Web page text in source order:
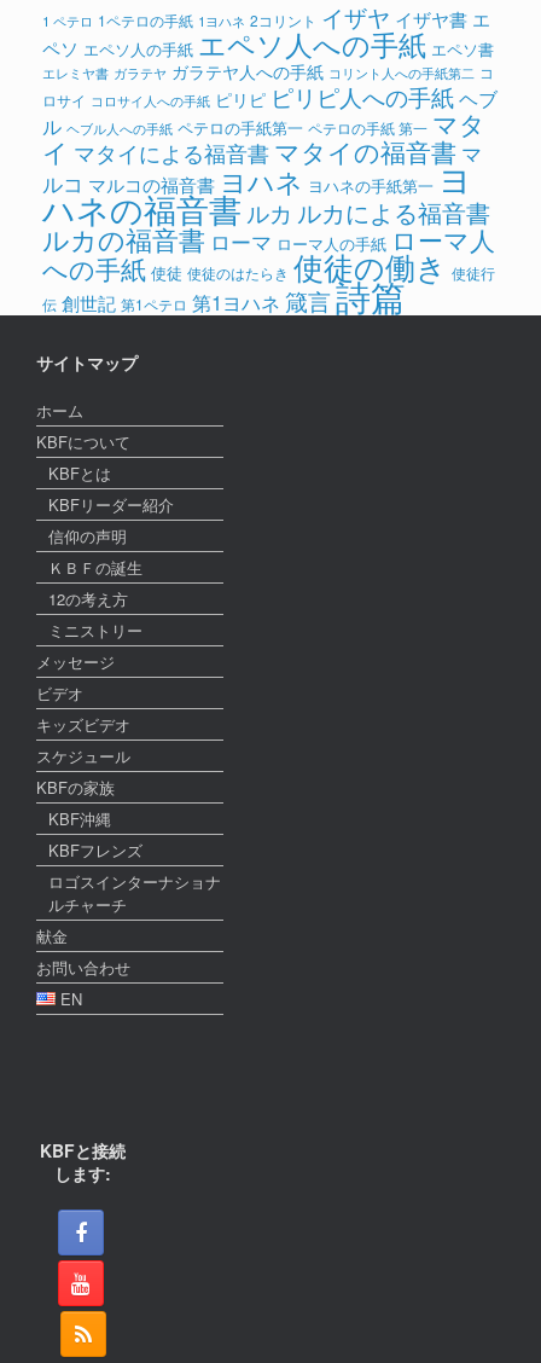
1 ペテロ 1ペテロの手紙 1ヨハネ 2コリント イザヤ イザヤ書 エ
ペソ エペソ人の手紙 エペソ人への手紙 エペソ書
エレミヤ書 ガラテヤ ガラテヤ人への手紙 コリント人への手紙第二 コ
ロサイ コロサイ人への手紙 ピリピ ピリピ人への手紙ヘブ
ル ヘブル人への手紙 ペテロの手紙第一 ペテロの手紙 第一 マタ
イ マタイによる福音書 マタイの福音書 マ
ルコ マルコの福音書 ヨハネ ヨハネの手紙第一 ヨ
ハネの福音書 ルカ ルカによる福音書
ルカの福音書 ローマ ローマ人の手紙 ローマ人
への手紙 使徒 使徒のはたらき 使徒の働き 使徒行
伝 創世記 第1ペテロ 第1ヨハネ 箴言詩篇
サイトマップ
ホーム
KBFについて
KBFとは
KBFリーダー紹介
信仰の声明
ＫＢＦの誕生
12の考え方
ミニストリー
メッセージ
ビデオ
キッズビデオ
スケジュール
KBFの家族
KBF沖縄
KBFフレンズ
ロゴスインターナショナ
ルチャーチ
献金
お問い合わせ
EN
KBFと接続
します: